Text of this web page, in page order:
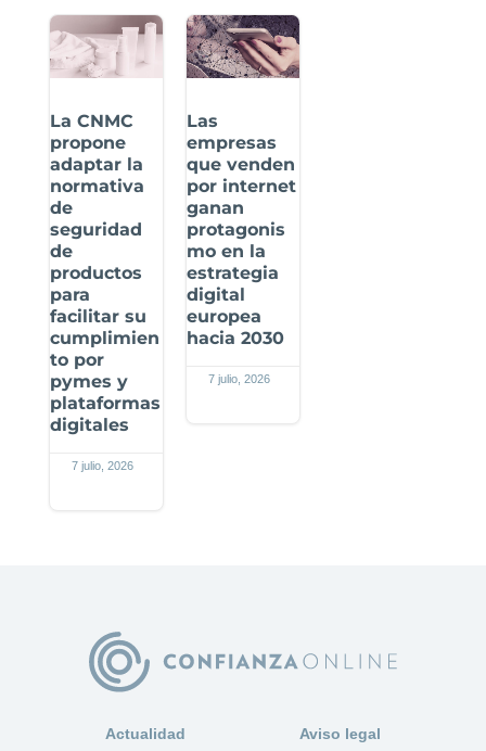
La CNMC
propone
adaptar la
normativa
de
seguridad
de
productos
para
facilitar su
cumplimien
to por
pymes y
plataformas
digitales
7 julio, 2026
Las
empresas
que venden
por internet
ganan
protagonis
mo en la
estrategia
digital
europea
hacia 2030
7 julio, 2026
Actualidad Aviso legal